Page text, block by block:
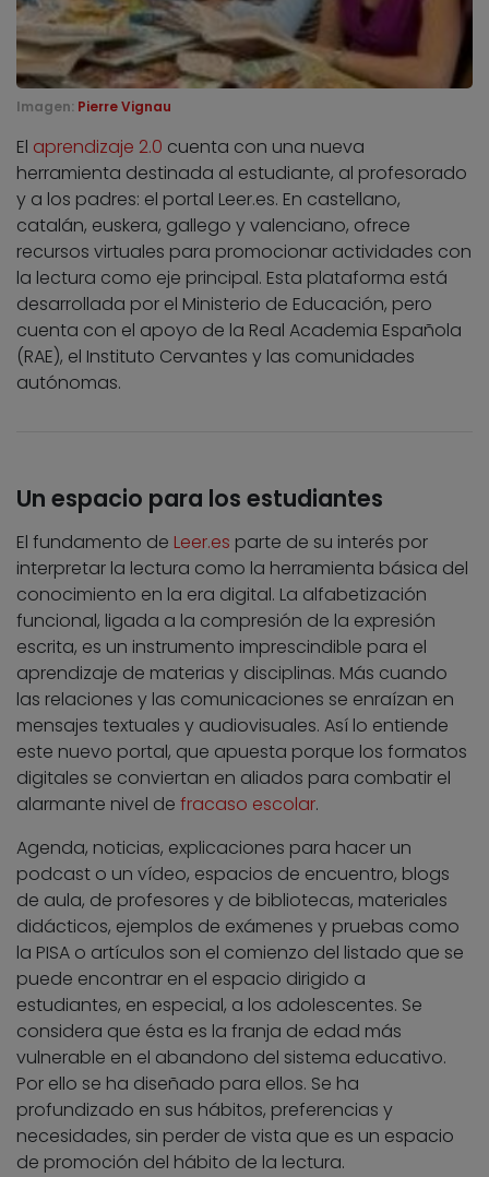
Imagen: Pierre Vignau
El aprendizaje 2.0 cuenta con una nueva
herramienta destinada al estudiante, al profesorado
y a los padres: el portal Leer.es. En castellano,
catalán, euskera, gallego y valenciano, ofrece
recursos virtuales para promocionar actividades con
la lectura como eje principal. Esta plataforma está
desarrollada por el Ministerio de Educación, pero
cuenta con el apoyo de la Real Academia Española
(RAE), el Instituto Cervantes y las comunidades
autónomas.
Un espacio para los estudiantes
El fundamento de Leer.es parte de su interés por
interpretar la lectura como la herramienta básica del
conocimiento en la era digital. La alfabetización
funcional, ligada a la compresión de la expresión
escrita, es un instrumento imprescindible para el
aprendizaje de materias y disciplinas. Más cuando
las relaciones y las comunicaciones se enraízan en
mensajes textuales y audiovisuales. Así lo entiende
este nuevo portal, que apuesta porque los formatos
digitales se conviertan en aliados para combatir el
alarmante nivel de fracaso escolar.
Agenda, noticias, explicaciones para hacer un
podcast o un vídeo, espacios de encuentro, blogs
de aula, de profesores y de bibliotecas, materiales
didácticos, ejemplos de exámenes y pruebas como
la PISA o artículos son el comienzo del listado que se
puede encontrar en el espacio dirigido a
estudiantes, en especial, a los adolescentes. Se
considera que ésta es la franja de edad más
vulnerable en el abandono del sistema educativo.
Por ello se ha diseñado para ellos. Se ha
profundizado en sus hábitos, preferencias y
necesidades, sin perder de vista que es un espacio
de promoción del hábito de la lectura.